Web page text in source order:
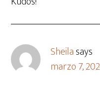
Sheilasays
marzo 7,